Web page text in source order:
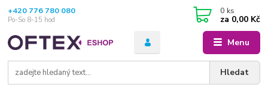
Menu
Hledat
+420 776 780 080
Po-So 8-15 hod
0 ks
za 0,00 Kč